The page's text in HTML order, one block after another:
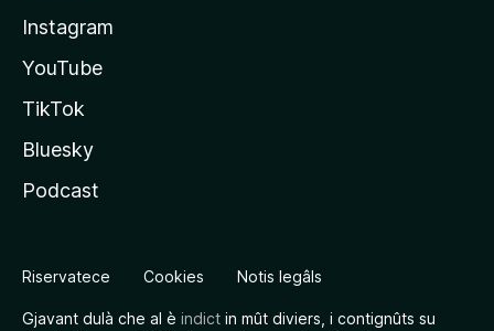
Instagram
YouTube
TikTok
Bluesky
Podcast
Riservatece Cookies Notis legâls
Gjavant dulà che al è indict in mût diviers, i contignûts su